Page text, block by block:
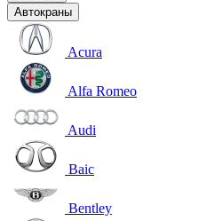
Автокраны
Acura
Alfa Romeo
Audi
Baic
Bentley